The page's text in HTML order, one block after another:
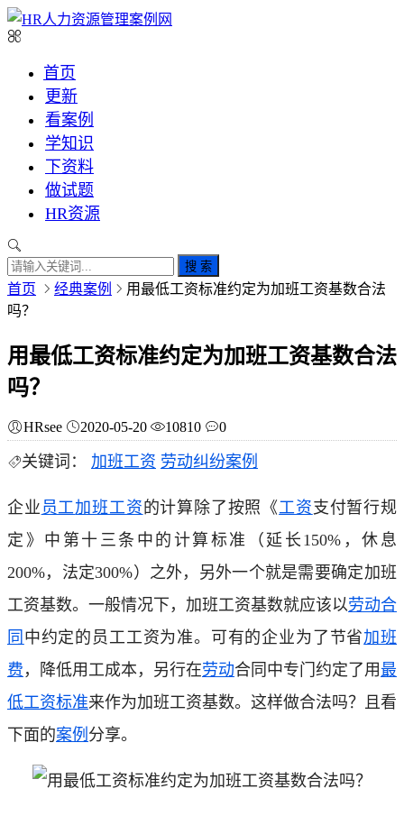
首页
更新
看案例
学知识
下资料
做试题
HR资源
搜 索
首页 经典案例
用最低工资标准约定为加班工资基数合法
吗？
用最低工资标准约定为加班工资基数合法
吗？
HRsee 2020-05-20 10810 0
关键词： 加班工资 劳动纠纷案例
企业 员工加班工资的计算除了按照《工资支付暂行规
定》中第十三条中的计算标准（延长150%，休息
200%，法定300%）之外，另外一个就是需要确定加班
工资基数。一般情况下，加班工资基数就应该以劳动合
同 中约定的员工工资为准。可有的企业为了节省加班
费 ，降低用工成本，另行在劳动合同中专门约定了用最
低工资标准来作为加班工资基数。这样做合法吗？且看
下面的案例 分享。